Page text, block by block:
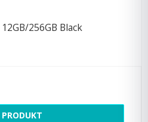
256GB Black
PRODUKT